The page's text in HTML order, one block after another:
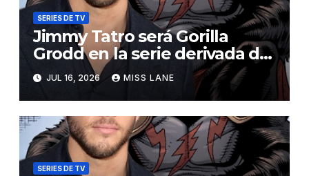
SERIES DE TV
Jimmy Tatro será Gorilla
Grodd en la serie derivada de
DC «DC Crime»
JUL 16, 2026 MISS LANE
SERIES DE TV